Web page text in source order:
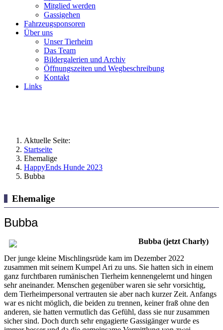
Mitglied werden
Gassigehen
Fahrzeugsponsoren
Über uns
Unser Tierheim
Das Team
Bildergalerien und Archiv
Öffnungszeiten und Wegbeschreibung
Kontakt
Links
Aktuelle Seite:
Startseite
Ehemalige
HappyEnds Hunde 2023
Bubba
Ehemalige
Bubba
Bubba (jetzt Charly)
Der junge kleine Mischlingsrüde kam im Dezember 2022
zusammen mit seinem Kumpel Ari zu uns. Sie hatten sich in einem
ganz furchtbaren rumänischen Tierheim kennengelernt und hingen
sehr aneinander. Menschen gegenüber waren sie sehr vorsichtig,
dem Tierheimpersonal vertrauten sie aber nach kurzer Zeit. Anfangs
war es nicht möglich, die beiden zu trennen, keiner fraß ohne den
anderen, sie hatten vermutlich das Gefühl, dass sie nur zusammen
sicher sind. Doch durch sehr engagierte Gassigänger wurde es